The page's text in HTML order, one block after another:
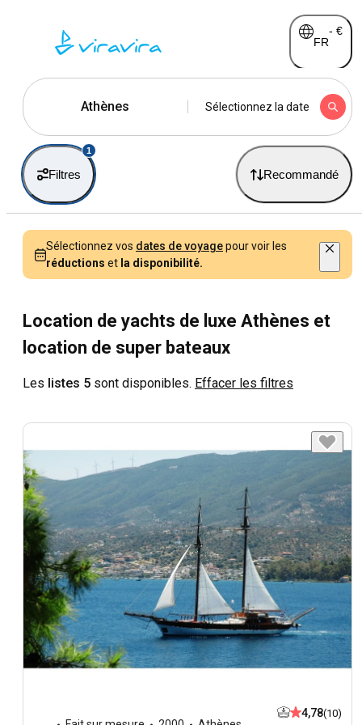
FR
- €
Athènes Sélectionnez la date
Filtres
1
Recommandé
Sélectionnez vos dates de voyagepour voir les
réductions et la disponibilité.
Location de yachts de luxe Athènes et
location de super bateaux
Les listes 5 sont disponibles. Effacer les filtres
4,78(10)